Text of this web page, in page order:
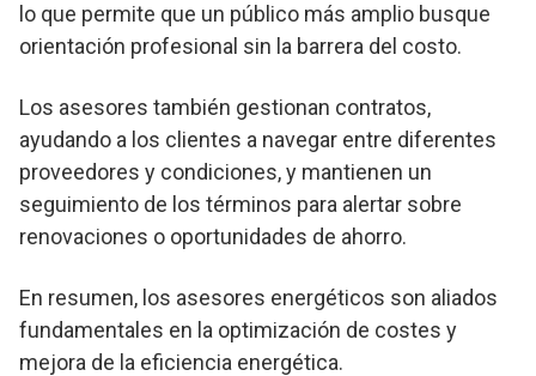
lo que permite que un público más amplio busque
orientación profesional sin la barrera del costo.
Los asesores también gestionan contratos,
ayudando a los clientes a navegar entre diferentes
proveedores y condiciones, y mantienen un
seguimiento de los términos para alertar sobre
renovaciones o oportunidades de ahorro.
En resumen, los asesores energéticos son aliados
fundamentales en la optimización de costes y
mejora de la eficiencia energética.